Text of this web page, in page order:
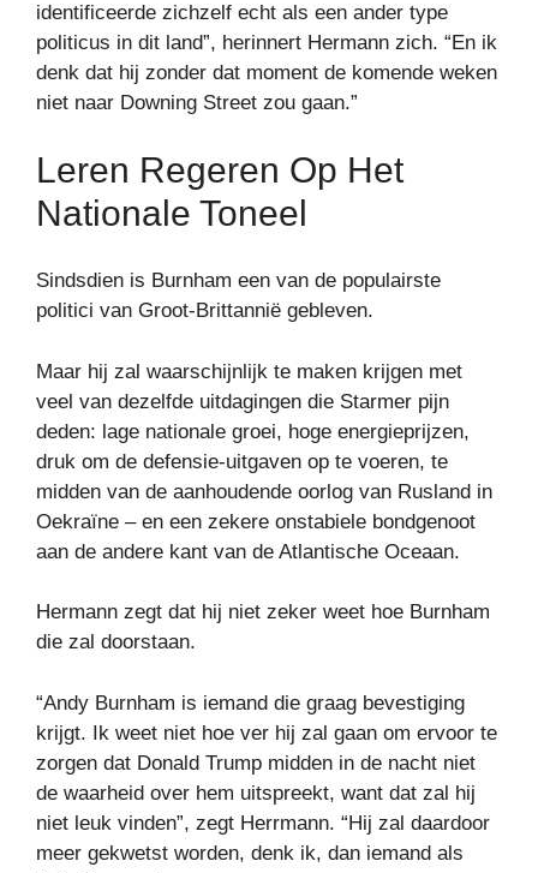
identificeerde zichzelf echt als een ander type
politicus in dit land”, herinnert Hermann zich. “En ik
denk dat hij zonder dat moment de komende weken
niet naar Downing Street zou gaan.”
Leren Regeren Op Het
Nationale Toneel
Sindsdien is Burnham een ​​van de populairste
politici van Groot-Brittannië gebleven.
Maar hij zal waarschijnlijk te maken krijgen met
veel van dezelfde uitdagingen die Starmer pijn
deden: lage nationale groei, hoge energieprijzen,
druk om de defensie-uitgaven op te voeren, te
midden van de aanhoudende oorlog van Rusland in
Oekraïne – en een zekere onstabiele bondgenoot
aan de andere kant van de Atlantische Oceaan.
Hermann zegt dat hij niet zeker weet hoe Burnham
die zal doorstaan.
“Andy Burnham is iemand die graag bevestiging
krijgt. Ik weet niet hoe ver hij zal gaan om ervoor te
zorgen dat Donald Trump midden in de nacht niet
de waarheid over hem uitspreekt, want dat zal hij
niet leuk vinden”, zegt Herrmann. “Hij zal daardoor
meer gekwetst worden, denk ik, dan iemand als